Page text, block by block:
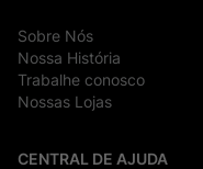
Sobre Nós
Nossa História
Trabalhe conosco
Nossas Lojas
CENTRAL DE AJUDA